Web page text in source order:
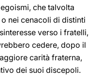
che talvolta
o nei cenacoli di distinti
verso i fratelli,
cedere, dopo il
carità fraterna,
dei suoi discepoli.